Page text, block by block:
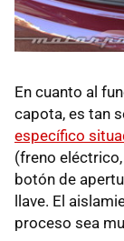
En cuanto al
capota, es tan
específico
(freno
botón de
llave. El
proceso sea